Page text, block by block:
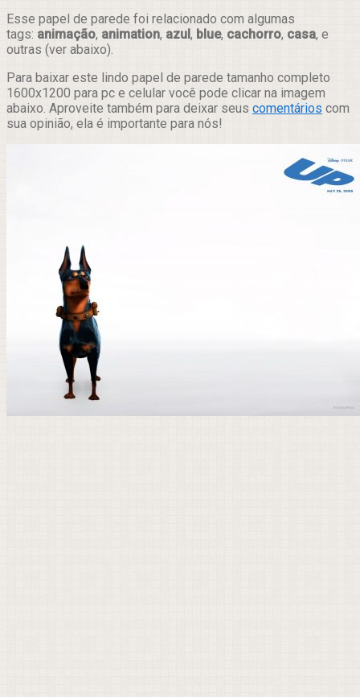
Esse papel de parede foi relacionado com algumas
tags: animação, animation, azul, blue, cachorro, casa, e
outras (ver abaixo).
Para baixar este lindo papel de parede tamanho completo
1600x1200 para pc e celular você pode clicar na imagem
abaixo. Aproveite também para deixar seus comentários com
sua opinião, ela é importante para nós!